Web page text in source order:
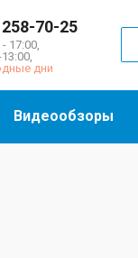
70-25
17:00,
дни
Видеообзоры